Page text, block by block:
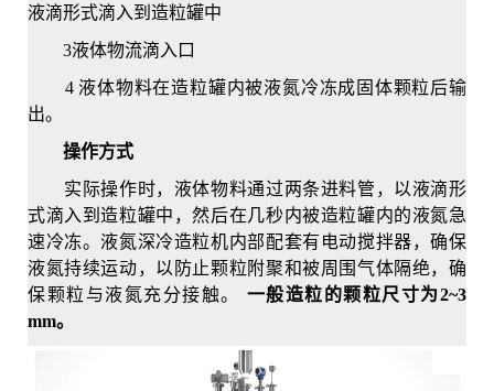
液滴形式滴入到造粒罐中
3液体物流滴入口
4 液体物料在造粒罐内被液氮冷冻成固体颗粒后输
出。
操作方式
实际操作时，液体物料通过两条进料管，以液滴形
式滴入到造粒罐中，然后在几秒内被造粒罐内的液氮急
速冷冻。液氮深冷造粒机内部配套有电动搅拌器，确保
液氮持续运动，以防止颗粒附聚和被周围气体隔绝，确
保颗粒与液氮充分接触。 一般造粒的颗粒尺寸为2~3
mm。